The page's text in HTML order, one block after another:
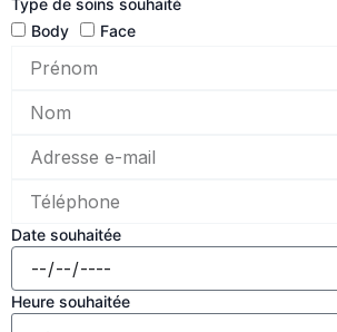
Body
Face
Date souhaitée
Heure souhaitée